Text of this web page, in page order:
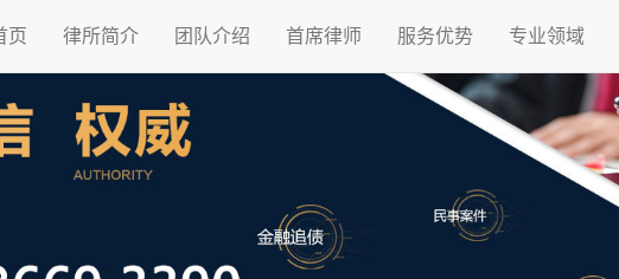
页 律所简介 团队介绍 首席律师 服务优势 专业领域